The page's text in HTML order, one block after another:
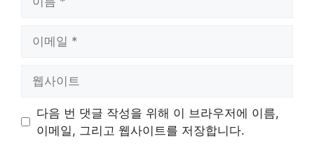
트
다음 번 댓글 작성을 위해 이 브라우저에 이름,
이메일, 그리고 웹사이트를 저장합니다.